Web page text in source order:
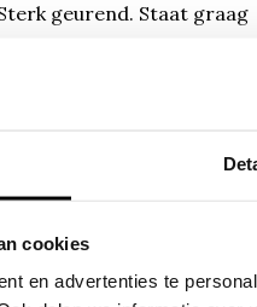
cookies
en advertenties te
geurend. Staat graag
uit. Kattekruid wordt
planten per m2.